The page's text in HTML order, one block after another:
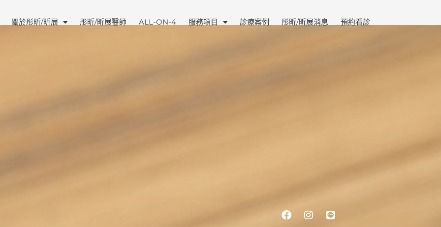
關於彤昕/昕展 彤昕/昕展醫師 ALL-ON-4 服務項目 診療案例 彤昕/昕展消息 預約看診
Facebook
Instagram
Line